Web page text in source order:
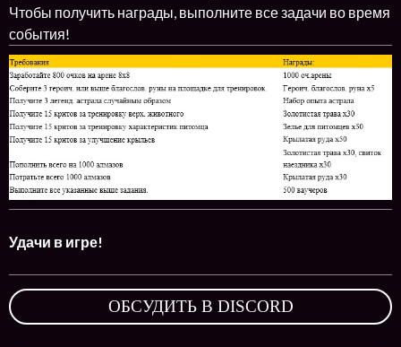
Чтобы получить награды, выполните все задачи во время
события!
Удачи в игре!
ОБСУДИТЬ В DISCORD